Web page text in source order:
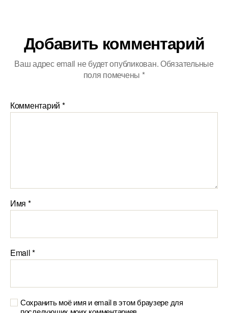
Добавить комментарий
Ваш адрес email не будет опубликован.Обязательные
поля помечены *
Комментарий *
Имя *
Email*
Сохранить моё имя и email в этом браузере для